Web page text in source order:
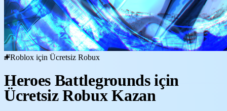
Roblox için Ücretsiz Robux
Heroes Battlegrounds için
Ücretsiz Robux Kazan